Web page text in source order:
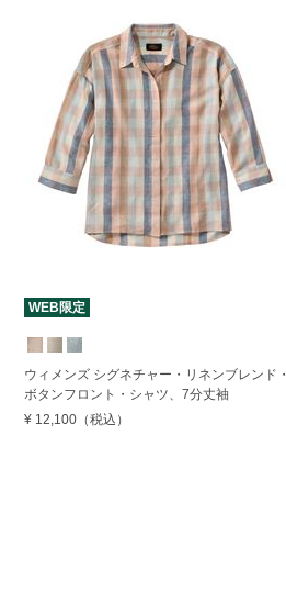
WEB限定
ウィメンズ シグネチャー・リネンブレンド・
ボタンフロント・シャツ、7分丈袖
¥ 12,100（税込）